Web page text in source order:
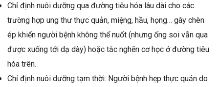
Chỉ định nuôi dưỡng qua đường tiêu hóa lâu dài cho các
trường hợp ung thư thực quản, miệng, hầu, họng… gây chèn
ép khiến người bệnh không thể nuốt (nhưng ống soi vẫn qua
được xuống tới dạ dày) hoặc tắc nghẽn cơ học ở đường tiêu
hóa trên.
Chỉ định nuôi dưỡng tạm thời: Người bệnh hẹp thực quản do